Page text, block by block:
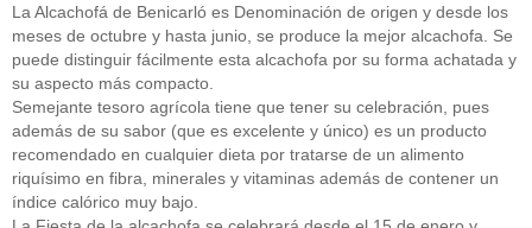
La Alcachofá de Benicarló es Denominación de origen y desde los
meses de octubre y hasta junio, se produce la mejor alcachofa. Se
puede distinguir fácilmente esta alcachofa por su forma achatada y
su aspecto más compacto.
Semejante tesoro agrícola tiene que tener su celebración, pues
además de su sabor (que es excelente y único) es un producto
recomendado en cualquier dieta por tratarse de un alimento
riquísimo en fibra, minerales y vitaminas además de contener un
índice calórico muy bajo.